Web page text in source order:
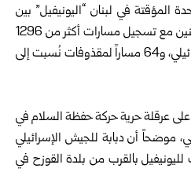
المؤقتة في لبنان “اليونيفيل” بين
يوم الجمعة ‏الماضي وأمس الإثنين مع تسجيل مسارات أكثر من 1296
مقذوفاً نُسِبت ‏إلى الجيش الإسرائيلي، و64 مساراً لمقذوفات نُسبت إلى
عرقلة حرية حركة حفظة السلام في
موضحاً أن دبابة للجيش الإسرائيلي
بالقرب من بلدة القوزح في